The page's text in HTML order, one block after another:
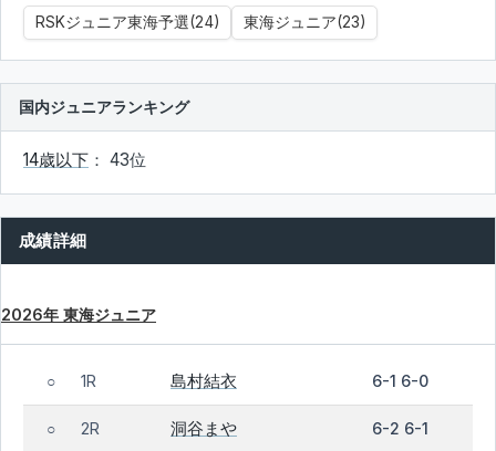
RSKジュニア東海予選(24) 東海ジュニア(23)
国内ジュニアランキング
14歳以下 ： 43位
成績詳細
2026年 東海ジュニア
○ 1R 島村結衣 6-1 6-0
○ 2R 洞谷まや 6-2 6-1